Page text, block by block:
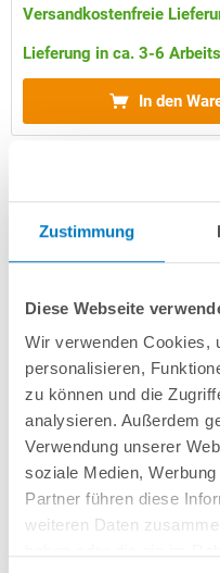
Zustimmung
Diese Webseite
Wir verwenden Cookies,
personalisieren,
zu können und die
analysieren. Außerdem
Verwendung unserer
soziale Medien,
Partner führen diese
weiteren Daten
Versandkostenfreie
Lieferung in ca. 3-6
In den
Rundpool PS HQ 5,00 x
0,8mm grau PLUS-Set |
Kurzbeschreibung
2.449,00 € *
UVP: 3.799,00 € *